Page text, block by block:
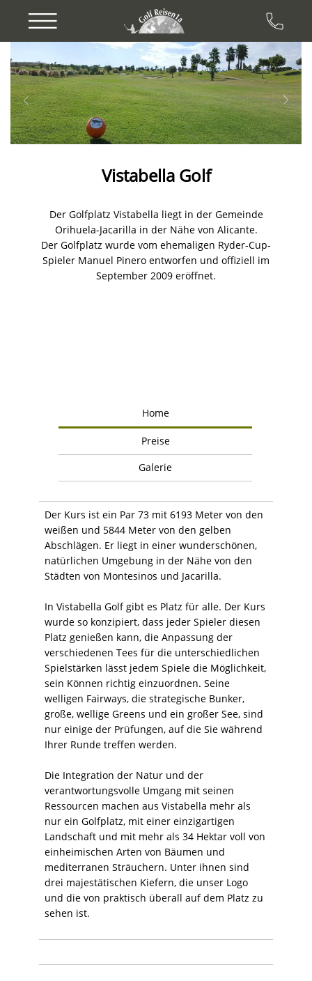
Next
Vistabella Golf
Der Golfplatz Vistabella liegt in der Gemeinde
Orihuela-Jacarilla in der Nähe von Alicante.
Der Golfplatz wurde vom ehemaligen Ryder-Cup-
Spieler Manuel Pinero entworfen und offiziell im
September 2009 eröffnet.
Home
Preise
Galerie
Der Kurs ist ein Par 73 mit 6193 Meter von den
weißen und 5844 Meter von den gelben
Abschlägen. Er liegt in einer wunderschönen,
natürlichen Umgebung in der Nähe von den
Städten von Montesinos und Jacarilla.
In Vistabella Golf gibt es Platz für alle. Der Kurs
wurde so konzipiert, dass jeder Spieler diesen
Platz genießen kann, die Anpassung der
verschiedenen Tees für die unterschiedlichen
Spielstärken lässt jedem Spiele die Möglichkeit,
sein Können richtig einzuordnen. Seine
welligen Fairways, die strategische Bunker,
große, wellige Greens und ein großer See, sind
nur einige der Prüfungen, auf die Sie während
Ihrer Runde treffen werden.
Die Integration der Natur und der
verantwortungsvolle Umgang mit seinen
Ressourcen machen aus Vistabella mehr als
nur ein Golfplatz, mit einer einzigartigen
Landschaft und mit mehr als 34 Hektar voll von
einheimischen Arten von Bäumen und
mediterranen Sträuchern. Unter ihnen sind
drei majestätischen Kiefern, die unser Logo
und die von praktisch überall auf dem Platz zu
sehen ist.